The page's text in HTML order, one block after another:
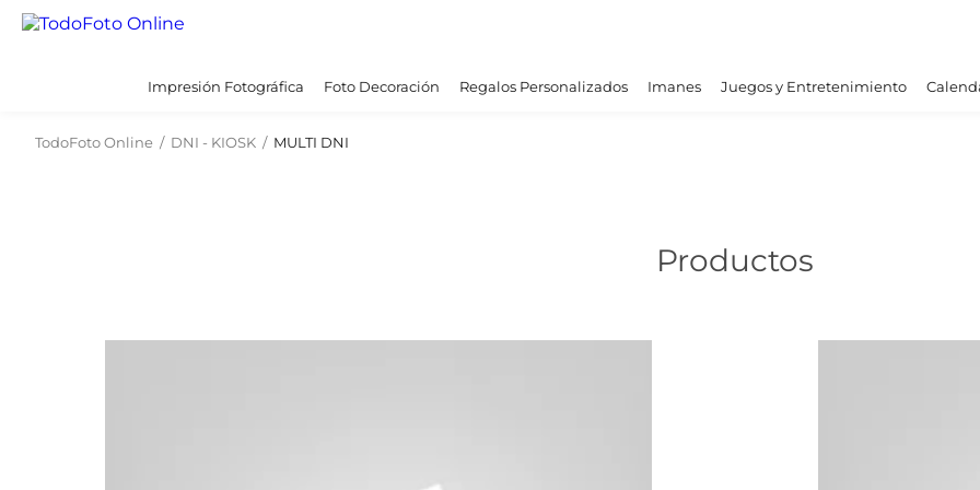
Impresión Fotográfica Foto Decoración Regalos Personalizados Imanes Juegos y Entretenimiento
TodoFoto Online / DNI - KIOSK / MULTI DNI
Productos